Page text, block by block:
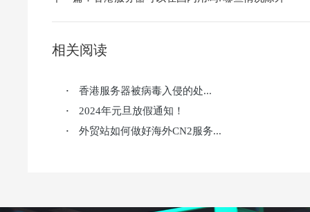
相关阅读
· 香港服务器被病毒入侵的处...
· 2024年元旦放假通知！
· 外贸站如何做好海外CN2服务...